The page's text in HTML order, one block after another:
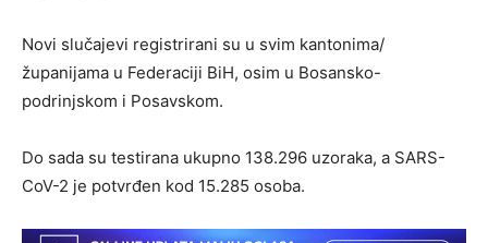
Novi slučajevi registrirani su u svim kantonima/
županijama u Federaciji BiH, osim u Bosansko-
podrinjskom i Posavskom.
Do sada su testirana ukupno 138.296 uzoraka, a SARS-
CoV-2 je potvrđen kod 15.285 osoba.